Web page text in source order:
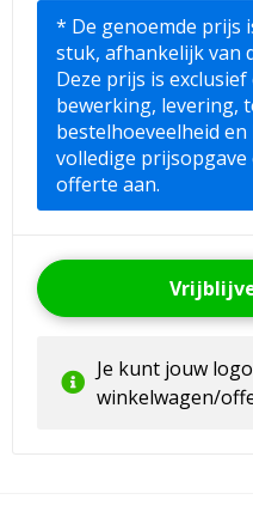
Aktetassen
Trolleys
* De genoemde prijs
stuk, afhankelijk van
Deze prijs is
bewerking, levering,
bestelhoeveelheid
volledige
offerte aan.
Je kunt jouw
winkelwagen/